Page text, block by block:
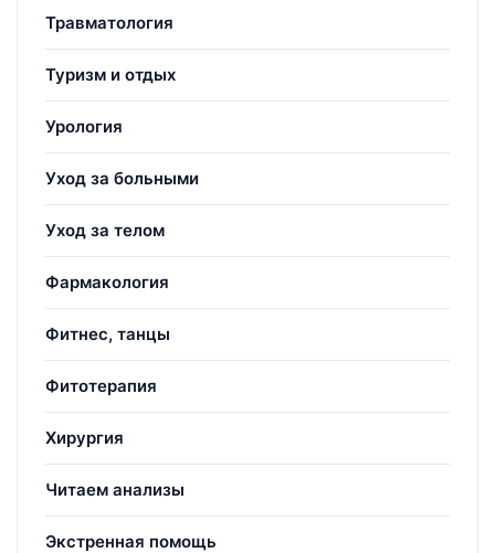
Травматология
Туризм и отдых
Урология
Уход за больными
Уход за телом
Фармакология
Фитнес, танцы
Фитотерапия
Хирургия
Читаем анализы
Экстренная помощь